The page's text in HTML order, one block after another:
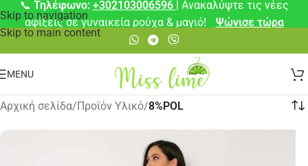
Skip to navigation
Skip to main content
📞 Τηλέφωνο: +302103006596 | Ανακαλύψτε τις νέες
αφίξεις σε γυναικεία ρούχα & μαγιό!
Ψώνισε τώρα
MENU
Αρχική σελίδα/Προϊόν Υλικό/8%POL